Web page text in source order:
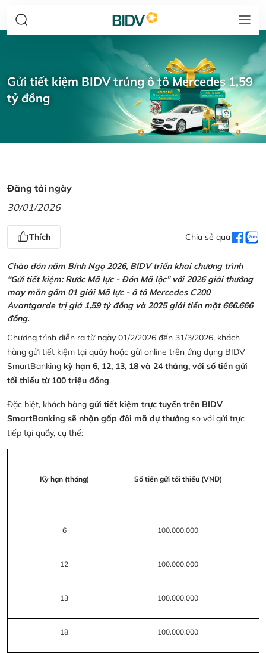
Gửi tiết kiệm BIDV trúng ô tô Mercedes 1,59
tỷ đồng
Đăng tải ngày
30/01/2026
Thích Chia sẻ qua
Chào đón năm Bính Ngọ 2026, BIDV triển khai chương trình
“Gửi tiết kiệm: Rước Mã lực - Đón Mã lộc” với 2026 giải thưởng
may mắn gồm 01 giải Mã lực - ô tô Mercedes C200
Avantgarde trị giá 1,59 tỷ đồng và 2025 giải tiền mặt 666.666
đồng.
Chương trình diễn ra từ ngày 01/2/2026 đến 31/3/2026, khách
hàng gửi tiết kiệm tại quầy hoặc gửi online trên ứng dụng BIDV
SmartBanking kỳ hạn 6, 12, 13, 18 và 24 tháng, với số tiền gửi
tối thiểu từ 100 triệu đồng.
Đặc biệt, khách hàng gửi tiết kiệm trực tuyến trên BIDV
SmartBanking sẽ nhận gấp đôi mã dự thưởng so với gửi trực
tiếp tại quầy, cụ thể:
Kỳ hạn (tháng) Số tiền gửi tối thiểu (VND)
6 100.000.000
12 100.000.000
13 100.000.000
18 100.000.000